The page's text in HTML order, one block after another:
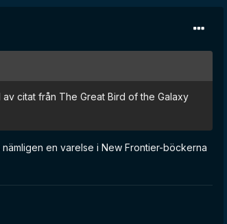
citat från The Great Bird of the Galaxy
en varelse i New Frontier-böckerna